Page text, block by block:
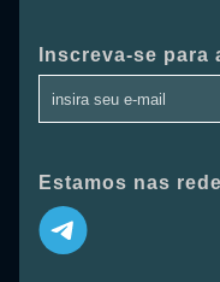
Inscreva-se para
Estamos nas